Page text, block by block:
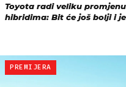
Toyota radi veliku
hibridima: Bit će još bolji i
PREMIJERA